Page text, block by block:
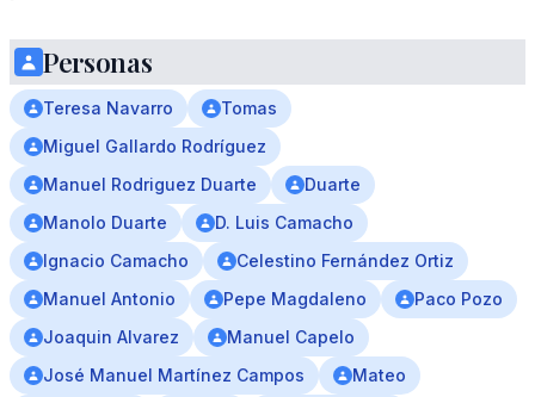
Personas
Teresa Navarro
Tomas
Miguel Gallardo Rodríguez
Manuel Rodriguez Duarte
Duarte
Manolo Duarte
D. Luis Camacho
Ignacio Camacho
Celestino Fernández Ortiz
Manuel Antonio
Pepe Magdaleno
Paco Pozo
Joaquin Alvarez
Manuel Capelo
José Manuel Martínez Campos
Mateo